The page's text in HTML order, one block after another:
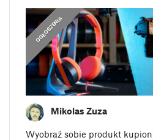
OGŁOSZENIA
Mikolas Zuza
Wyobraź sobie produkt